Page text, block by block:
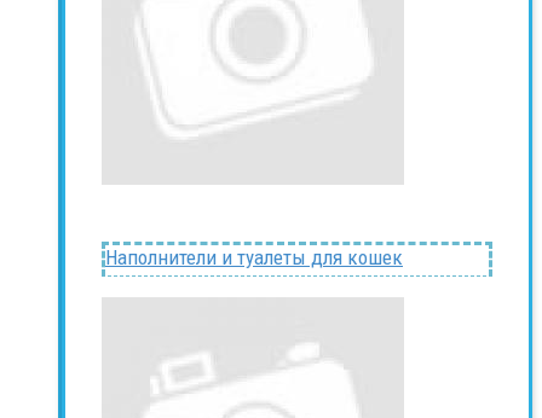
Наполнители и туалеты для кошек